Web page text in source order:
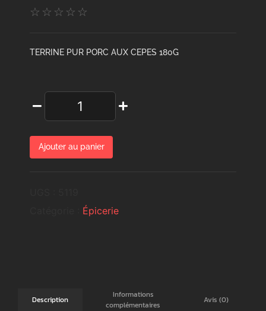
☆ ☆ ☆ ☆ ☆
TERRINE PUR PORC AUX CEPES 180G
Ajouter au panier
Épicerie
Description
Informations
complémentaires
Avis (0)